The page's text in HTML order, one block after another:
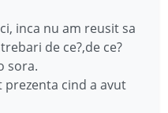
inca nu am reusit sa
de ce?,de ce?
sora.
prezenta cind a avut